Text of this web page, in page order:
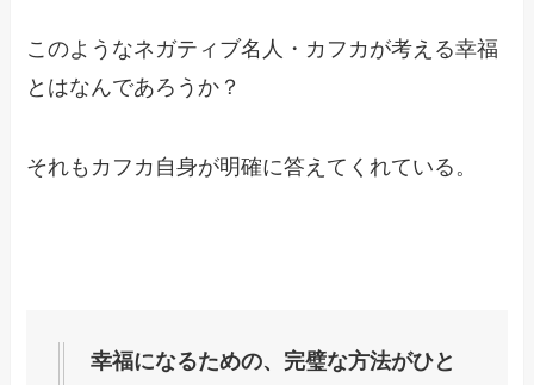
このようなネガティブ名人・カフカが考える幸福
とはなんであろうか？
それもカフカ自身が明確に答えてくれている。
幸福になるための、完璧な方法がひと